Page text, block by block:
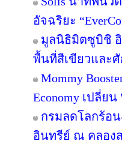
อัจฉริยะ
มูลนิธิมิตซูบิชิ
พื้นที่สีเขียวและ
Mommy
Economy เปลี่ย
กรมลดโลกร้อ
อินทรีย์ ณ คลอง